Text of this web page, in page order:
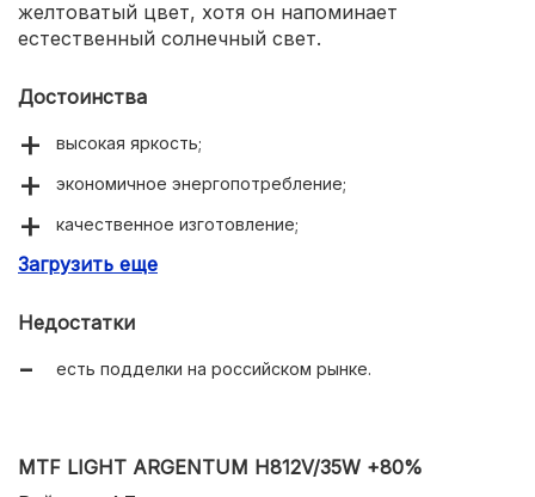
желтоватый цвет, хотя он напоминает
естественный солнечный свет.
Достоинства
высокая яркость;
экономичное энергопотребление;
качественное изготовление;
надежность.
Загрузить еще
Недостатки
есть подделки на российском рынке.
MTF LIGHT ARGENTUM H812V/35W +80%